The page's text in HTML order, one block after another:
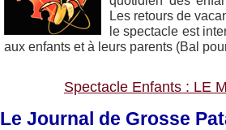
Les retours de
le spectacle est
aux enfants et à leurs parents (Bal
Spectacle Enfants : LE
Le Journal de Grosse